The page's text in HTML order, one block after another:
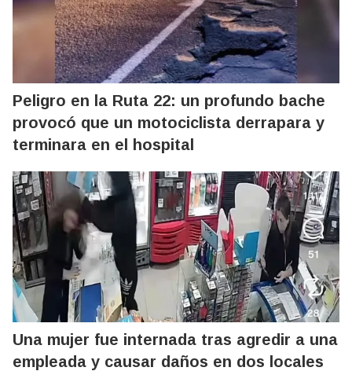
Peligro en la Ruta 22: un profundo bache
provocó que un motociclista derrapara y
terminara en el hospital
Una mujer fue internada tras agredir a una
empleada y causar daños en dos locales